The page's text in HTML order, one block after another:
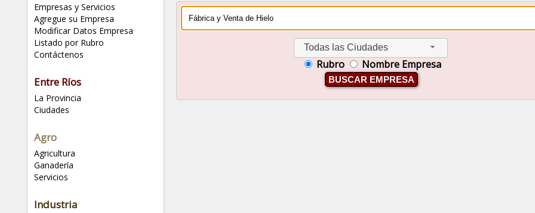
Empresas y Servicios
Agregue su Empresa
Modificar Datos Empresa
Listado por Rubro
Contáctenos
Entre Ríos
La Provincia
Ciudades
Agro
Agricultura
Ganadería
Servicios
Industria
Todas las Ciudades
Rubro Nombre Empresa
BUSCAR EMPRESA